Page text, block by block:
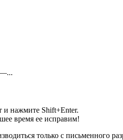
—...
и нажмите Shift+Enter.
время ее исправим!
только с письменного